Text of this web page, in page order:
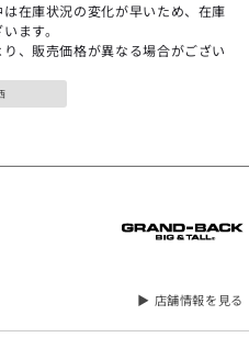
在庫状況の変化が早いため、在庫
ます。
、販売価格が異なる場合がござい
▶ 店舗情報を見る